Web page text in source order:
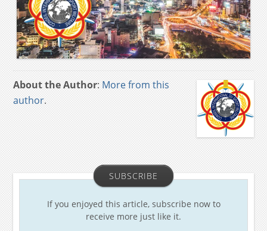
About the Author: More from this
author.
SUBSCRIBE
If you enjoyed this article, subscribe now to
receive more just like it.